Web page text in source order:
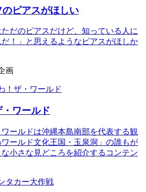
ピアスがほしい
だのピアスだけど、知っている人に
！」と思えるようなピアスがほしか
ワールド
ールドは沖縄本島南部を代表する観
ールド文化王国・玉泉洞」の誰もが
小さな見どころを紹介するコンテン